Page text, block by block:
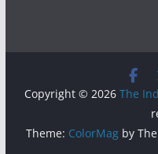
Copyright © 2026 The
Theme: ColorMagby